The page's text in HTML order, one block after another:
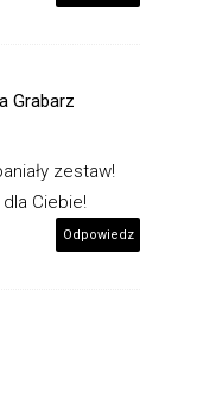
Grabarz
zestaw!
Ciebie!
Odpowiedz